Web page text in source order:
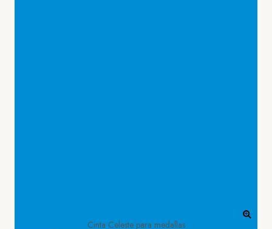
Cinta Celeste para medallas